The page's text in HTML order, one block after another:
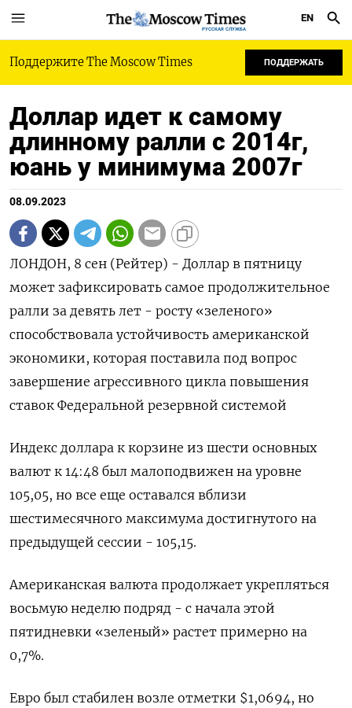
РУССКАЯ СЛУЖБА
EN
Поддержите The Moscow Times ПОДДЕРЖАТЬ
Доллар идет к самому
длинному ралли с 2014г,
юань у минимума 2007г
08.09.2023
ЛОНДОН, 8 сен (Рейтер) - Доллар в пятницу
может зафиксировать самое продолжительное
ралли за девять лет - росту «зеленого»
способствовала устойчивость американской
экономики, которая поставила под вопрос
завершение агрессивного цикла повышения
ставок Федеральной резервной системой
Индекс доллара к корзине из шести основных
валют к 14:48 был малоподвижен на уровне
105,05​, но все еще оставался вблизи
шестимесячного максимума достигнутого на
предыдущей сессии - 105,15.
Американская валюта продолжает укрепляться
восьмую неделю подряд - с начала этой
пятидневки «зеленый» растет примерно на
0,7%.
Евро был стабилен возле отметки $1,0694​​, но